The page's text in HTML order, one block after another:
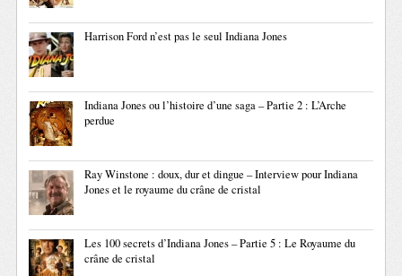
Harrison Ford n’est pas le seul Indiana Jones
Indiana Jones ou l’histoire d’une saga – Partie 2 : L’Arche
perdue
Ray Winstone : doux, dur et dingue – Interview pour Indiana
Jones et le royaume du crâne de cristal
Les 100 secrets d’Indiana Jones – Partie 5 : Le Royaume du
crâne de cristal